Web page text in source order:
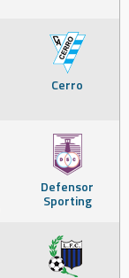
Cerro
Defensor
Sporting